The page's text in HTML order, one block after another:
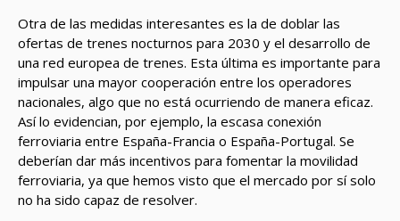
Otra de las medidas interesantes es la de doblar las
ofertas de trenes nocturnos para 2030 y el desarrollo de
una red europea de trenes. Esta última es importante para
impulsar una mayor cooperación entre los operadores
nacionales, algo que no está ocurriendo de manera eficaz.
Así lo evidencian, por ejemplo, la escasa conexión
ferroviaria entre España-Francia o España-Portugal. Se
deberían dar más incentivos para fomentar la movilidad
ferroviaria, ya que hemos visto que el mercado por sí solo
no ha sido capaz de resolver.